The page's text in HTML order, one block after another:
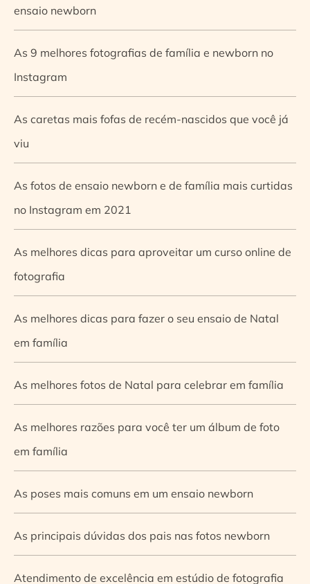
ensaio newborn
As 9 melhores fotografias de família e newborn no
Instagram
As caretas mais fofas de recém-nascidos que você já
viu
As fotos de ensaio newborn e de família mais curtidas
no Instagram em 2021
As melhores dicas para aproveitar um curso online de
fotografia
As melhores dicas para fazer o seu ensaio de Natal
em família
As melhores fotos de Natal para celebrar em família
As melhores razões para você ter um álbum de foto
em família
As poses mais comuns em um ensaio newborn
As principais dúvidas dos pais nas fotos newborn
Atendimento de excelência em estúdio de fotografia